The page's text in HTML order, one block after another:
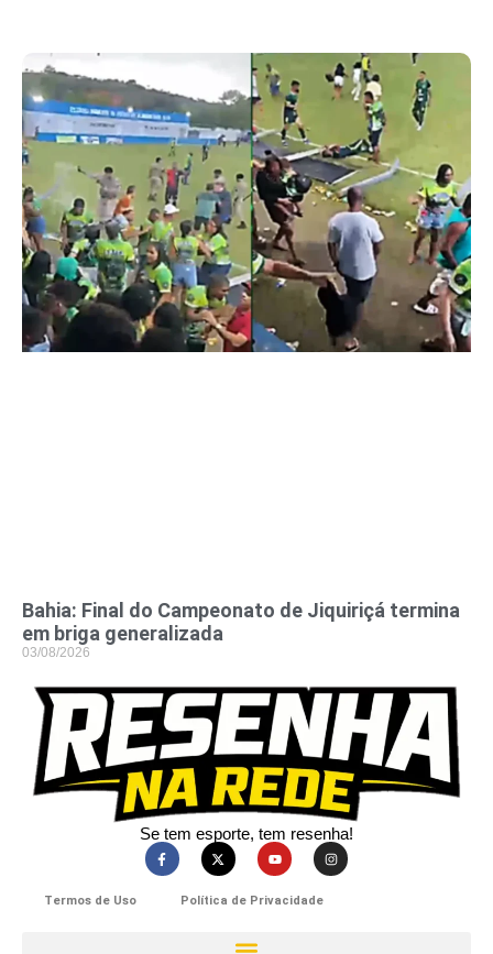
Bahia: Final do Campeonato de Jiquiriçá termina
em briga generalizada
03/08/2026
Se tem esporte, tem resenha!​
Termos de Uso Política de Privacidade